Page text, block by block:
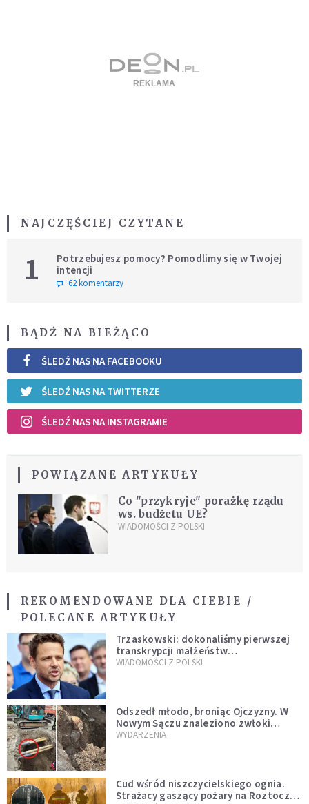
NAJCZĘŚCIEJ CZYTANE
1
Potrzebujesz pomocy? Pomodlimy się w Twojej
intencji
62 komentarzy
BĄDŹ NA BIEŻĄCO
ŚLEDŹ NAS NA FACEBOOKU
ŚLEDŹ NAS NA TWITTERZE
ŚLEDŹ NAS NA INSTAGRAMIE
POWIĄZANE ARTYKUŁY
Co "przykryje" porażkę rządu
ws. budżetu UE?
WIADOMOŚCI Z POLSKI
REKOMENDOWANE DLA CIEBIE /
POLECANE ARTYKUŁY
Trzaskowski: dokonaliśmy pierwszej
transkrypcji małżeństw
jednopłciowych. “Tak jak
WIADOMOŚCI Z POLSKI
Odszedł młodo, broniąc Ojczyzny. W
Nowym Sączu znaleziono zwłoki
mężczyzny z czasów potopu
WYDARZENIA
Cud wśród niszczycielskiego ognia.
Strażacy gaszący pożary na Roztoczu